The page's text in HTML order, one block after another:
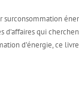
surconsommation
d’affaires qui
d’énergie, ce